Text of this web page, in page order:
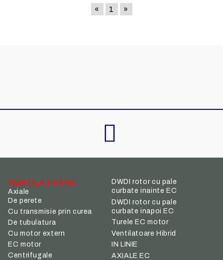
«
1 »
VENTILATOARE
Axiale
De perete
Cu transmisie prin curea
De tubulatura
Cu motor extern
EC motor
Centrifugale
DWDI rotor cu pale
curbate inainte EC
DWDI rotor cu pale
curbate inapoi EC
Turele EC motor
Ventilatoare Hibrid
IN LINIE
AXIALE EC